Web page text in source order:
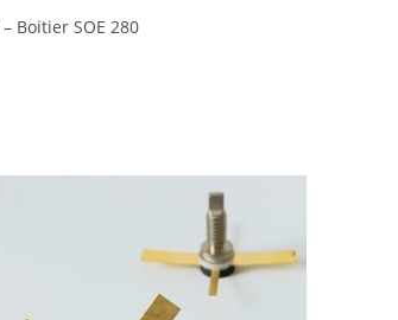
– Boitier SOE 280